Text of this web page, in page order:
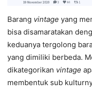
Barang vintage yang
bisa disamaratakan
keduanya tergolong
yang dimiliki berbeda.
dikategorikan vintage
membentuk sub